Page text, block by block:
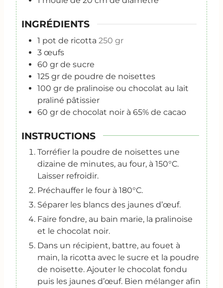
INGRÉDIENTS
1 pot de ricotta 250 gr
3 œufs
60 gr de sucre
125 gr de poudre de noisettes
100 gr de pralinoise ou chocolat au lait
praliné pâtissier
60 gr de chocolat noir à 65% de cacao
INSTRUCTIONS
Torréfier la poudre de noisettes une
dizaine de minutes, au four, à 150°C.
Laisser refroidir.
Préchauffer le four à 180°C.
Séparer les blancs des jaunes d’œuf.
Faire fondre, au bain marie, la pralinoise
et le chocolat noir.
Dans un récipient, battre, au fouet à
main, la ricotta avec le sucre et la poudre
de noisette. Ajouter le chocolat fondu
puis les jaunes d’œuf. Bien mélanger afin